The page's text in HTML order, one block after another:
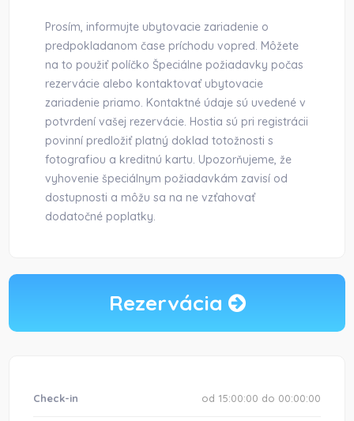
Prosím, informujte ubytovacie zariadenie o
predpokladanom čase príchodu vopred. Môžete
na to použiť políčko Špeciálne požiadavky počas
rezervácie alebo kontaktovať ubytovacie
zariadenie priamo. Kontaktné údaje sú uvedené v
potvrdení vašej rezervácie. Hostia sú pri registrácii
povinní predložiť platný doklad totožnosti s
fotografiou a kreditnú kartu. Upozorňujeme, že
vyhovenie špeciálnym požiadavkám zavisí od
dostupnosti a môžu sa na ne vzťahovať
dodatočné poplatky.
Rezervácia
Check-in od 15:00:00 do 00:00:00